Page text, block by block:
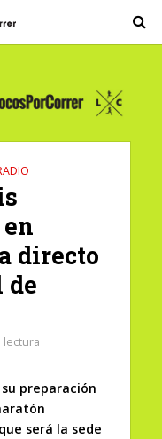
directo
de
lectura
preparación
será la sede